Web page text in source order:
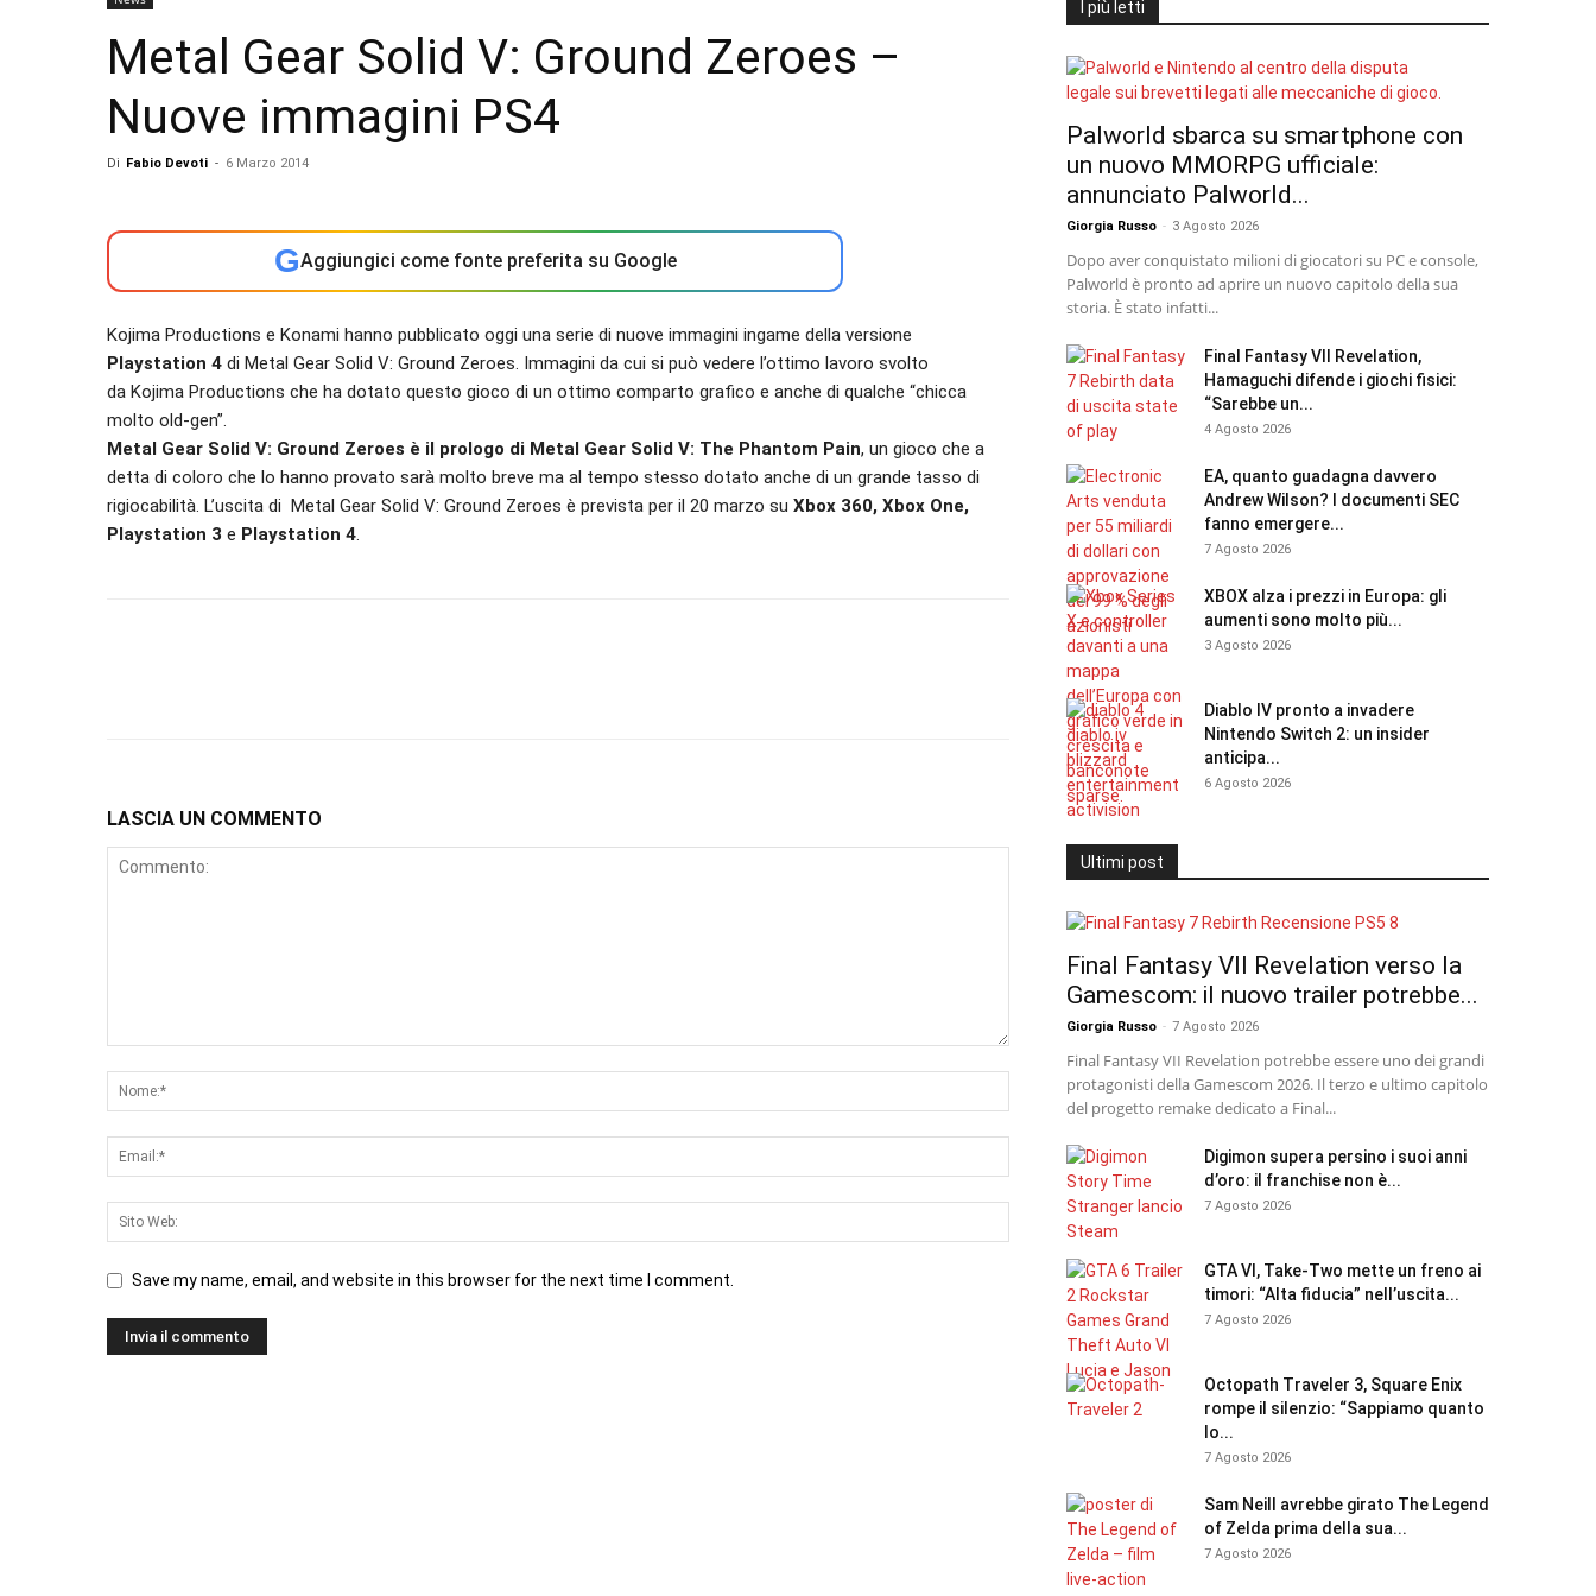
Metal Gear Solid V: Ground Zeroes –
Nuove immagini PS4
Di Fabio Devoti - 6 Marzo 2014
GAggiungici come fonte preferita su Google
Kojima Productions e Konami hanno pubblicato oggi una serie di nuove immagini ingame della versione
Playstation 4 di Metal Gear Solid V: Ground Zeroes. Immagini da cui si può vedere l’ottimo lavoro svolto
da Kojima Productions che ha dotato questo gioco di un ottimo comparto grafico e anche di qualche “chicca
molto old-gen”.
Metal Gear Solid V: Ground Zeroes è il prologo di Metal Gear Solid V: The Phantom Pain, un gioco che a
detta di coloro che lo hanno provato sarà molto breve ma al tempo stesso dotato anche di un grande tasso di
rigiocabilità. L’uscita di Metal Gear Solid V: Ground Zeroes è prevista per il 20 marzo su Xbox 360, Xbox One,
Playstation 3 e Playstation 4.
LASCIA UN COMMENTO
Save my name, email, and website in this browser for the next time I comment.
I più letti
Palworld sbarca su smartphone con
un nuovo MMORPG ufficiale:
annunciato Palworld...
Giorgia Russo - 3 Agosto 2026
Dopo aver conquistato milioni di giocatori su PC e console,
Palworld è pronto ad aprire un nuovo capitolo della sua
storia. È stato infatti...
Final Fantasy VII Revelation,
Hamaguchi difende i giochi fisici:
“Sarebbe un...
4 Agosto 2026
EA, quanto guadagna davvero
Andrew Wilson? I documenti SEC
fanno emergere...
7 Agosto 2026
XBOX alza i prezzi in Europa: gli
aumenti sono molto più...
3 Agosto 2026
Diablo IV pronto a invadere
Nintendo Switch 2: un insider
anticipa...
6 Agosto 2026
Ultimi post
Final Fantasy VII Revelation verso la
Gamescom: il nuovo trailer potrebbe...
Giorgia Russo - 7 Agosto 2026
Final Fantasy VII Revelation potrebbe essere uno dei grandi
protagonisti della Gamescom 2026. Il terzo e ultimo capitolo
del progetto remake dedicato a Final...
Digimon supera persino i suoi anni
d’oro: il franchise non è...
7 Agosto 2026
GTA VI, Take-Two mette un freno ai
timori: “Alta fiducia” nell’uscita...
7 Agosto 2026
Octopath Traveler 3, Square Enix
rompe il silenzio: “Sappiamo quanto
lo...
7 Agosto 2026
Sam Neill avrebbe girato The Legend
of Zelda prima della sua...
7 Agosto 2026